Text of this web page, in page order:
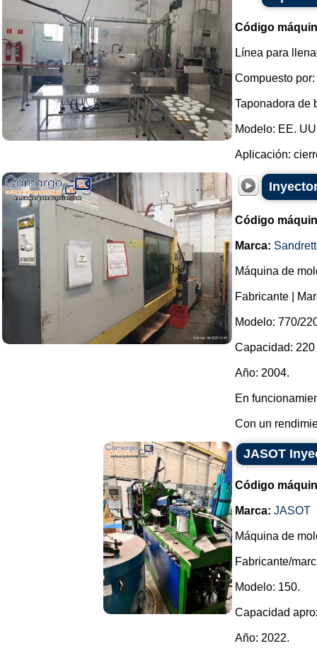
Código
Línea para
Compuesto por:
Taponadora de
Modelo: EE.
Aplicación:
Código
Marca:
Máquina de
Fabricante |
Modelo: 770/
Capacidad:
Año: 2004.
En
Con un
JASOT
Código
Marca: JASOT
Máquina de
Fabricante/
Modelo: 150.
Capacidad
Año: 2022.